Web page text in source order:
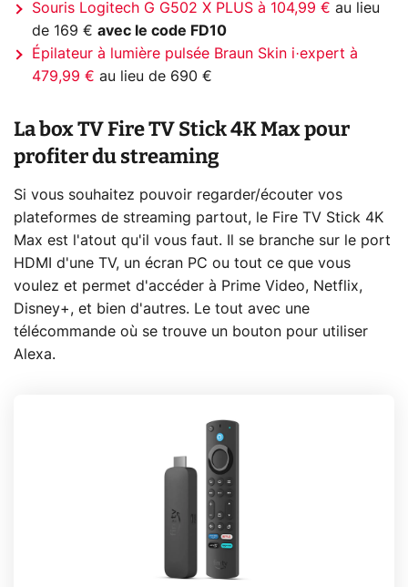
Souris Logitech G G502 X PLUS à 104,99 € au lieu
de 169 € avec le code FD10
Épilateur à lumière pulsée Braun Skin i·expert à
479,99 € au lieu de 690 €
La box TV Fire TV Stick 4K Max pour
profiter du streaming
Si vous souhaitez pouvoir regarder/écouter vos
plateformes de streaming partout, le Fire TV Stick 4K
Max est l'atout qu'il vous faut. Il se branche sur le port
HDMI d'une TV, un écran PC ou tout ce que vous
voulez et permet d'accéder à Prime Video, Netflix,
Disney+, et bien d'autres. Le tout avec une
télécommande où se trouve un bouton pour utiliser
Alexa.